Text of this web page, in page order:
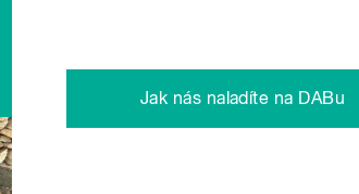
Jak nás naladíte na DABu